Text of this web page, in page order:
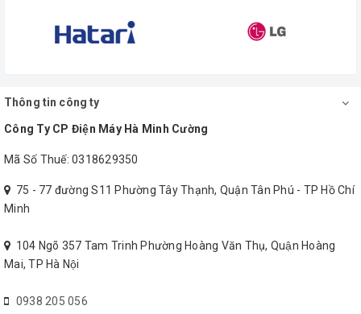
Vỉ nướng dùng điện để nấu
nên sẽ không có khói
Bếp có ngăn chứa mỡ từ
sinh.
phận ,dễ vệ sinh
chị em nội trợ
Miễn phí giao hàng. Liên hệ 0938 205 056 để được hỗ trợ
Thông tin công ty
Công Ty CP Điện Máy Hà Minh Cường
Mã Số Thuế: 0318629350
75 - 77 đường S11 Phường Tây Thạnh, Quận Tân Phú - TP Hồ Chí
Minh
104 Ngõ 357 Tam Trinh Phường Hoàng Văn Thụ, Quận Hoàng
Mai, TP Hà Nội
0938 205 056